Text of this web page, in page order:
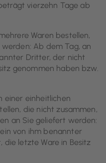
vierzehn Tage ab
Waren bestellen,
Ab dem Tag, an
Dritter, der nicht
genommen haben bzw.
einer einheitlichen
die nicht zusammen,
an Sie geliefert werden:
von ihm benannter
die letzte Ware in Besitz